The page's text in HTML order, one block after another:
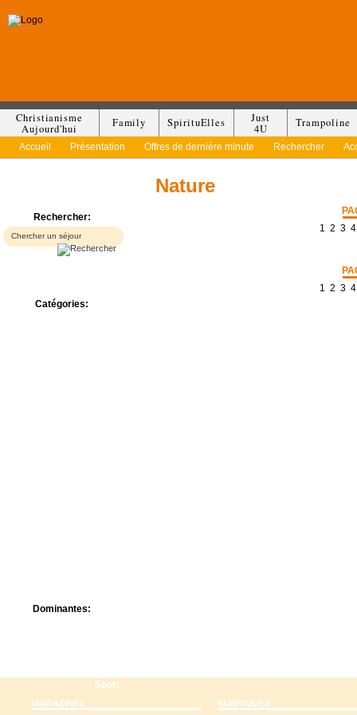
Christianisme
Aujourd'hui
Family SpirituElles
Just
4U
Trampoline
Accueil Présentation Offres de dernière minute Rechercher
Rechercher:
Catégories:
Dominantes:
Sport
Nature
1 2 3 4
1 2 3 4
MAGAZINES RUBRIQUES